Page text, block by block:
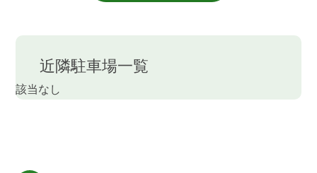
近隣駐車場一覧
該当なし